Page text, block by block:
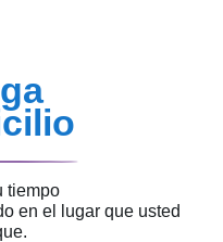
tiempo
en el lugar que usted